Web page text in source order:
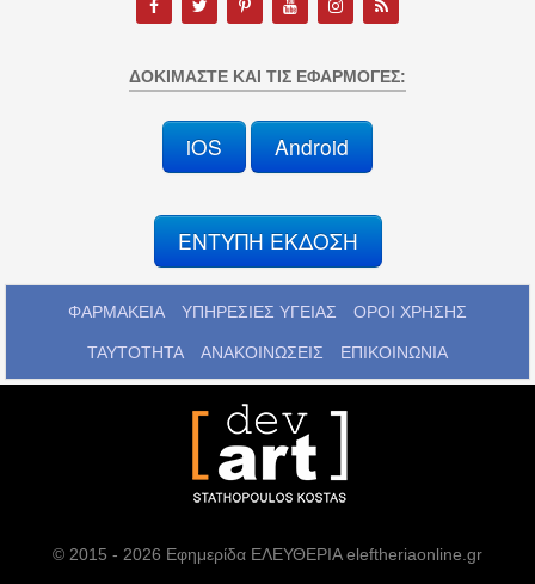
ΔΟΚΙΜΆΣΤΕ ΚΑΙ ΤΙΣ ΕΦΑΡΜΟΓΈΣ:
iOS Android
ΕΝΤΥΠΗ ΕΚΔΟΣΗ
ΦΑΡΜΑΚΕΙΑ ΥΠΗΡΕΣΙΕΣ ΥΓΕΙΑΣ ΟΡΟΙ ΧΡΗΣΗΣ
ΤΑΥΤΟΤΗΤΑ ΑΝΑΚΟΙΝΩΣΕΙΣ ΕΠΙΚΟΙΝΩΝΙΑ
© 2015 - 2026 Εφημερίδα ΕΛΕΥΘΕΡΙΑ eleftheriaonline.gr